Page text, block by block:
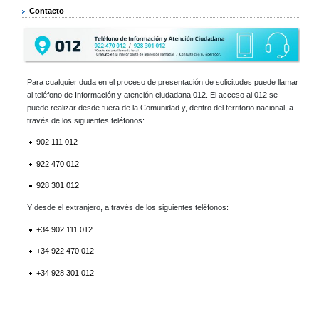
Contacto
Para cualquier duda en el proceso de presentación de solicitudes puede llamar
al teléfono de Información y atención ciudadana 012. El acceso al 012 se
puede realizar desde fuera de la Comunidad y, dentro del territorio nacional, a
través de los siguientes teléfonos:
902 111 012
922 470 012
928 301 012
Y desde el extranjero, a través de los siguientes teléfonos:
+34 902 111 012
+34 922 470 012
+34 928 301 012